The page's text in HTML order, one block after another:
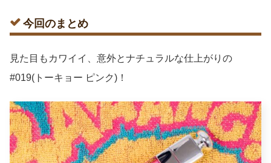
今回のまとめ
見た目もカワイイ、意外とナチュラルな仕上がりの
#019(トーキョー ピンク)！